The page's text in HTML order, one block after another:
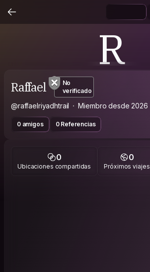
R
Raffael
No
verificado
@raffaelriyadhtrail Miembro desde 2026
0 amigos 0 Referencias
0
Ubicaciones compartidas
0
Próximos viajes